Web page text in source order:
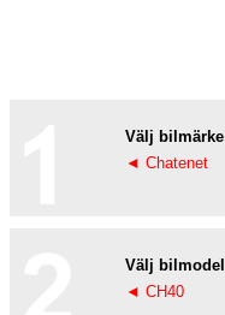
Välj bilmärke
◄ Chatenet
Välj bilmodell
◄ CH40